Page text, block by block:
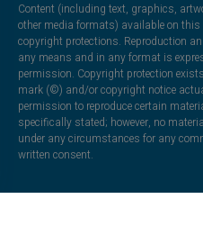
Content (including text, graphics,
other media formats) available on
copyright protections. Reproduction
any means and in any format is
permission. Copyright protection
mark (©) and/or copyright notice
permission to reproduce certain
specifically stated; however, no
under any circumstances for any
written consent.